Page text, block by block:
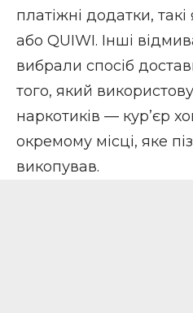
платіжні додатки,
або QUIWI. Інші
вибрали спосіб
того, який
наркотиків — кур’єр
окремому місці, яке
викопував.